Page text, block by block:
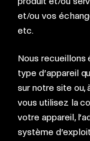
et/ou vos
etc.
Nous recueillons
type d’appareil
sur notre site ou,
vous utilisez la
votre appareil,
système